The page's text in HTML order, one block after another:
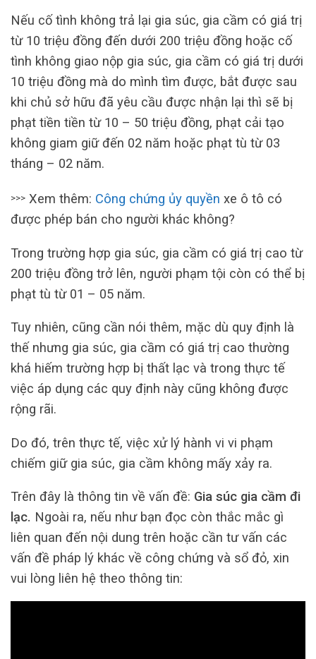
Nếu cố tình không trả lại gia súc, gia cầm có giá trị
từ 10 triệu đồng đến dưới 200 triệu đồng hoặc cố
tình không giao nộp gia súc, gia cầm có giá trị dưới
10 triệu đồng mà do mình tìm được, bắt được sau
khi chủ sở hữu đã yêu cầu được nhận lại thì sẽ bị
phạt tiền tiền từ 10 – 50 triệu đồng, phạt cải tạo
không giam giữ đến 02 năm hoặc phạt tù từ 03
tháng – 02 năm.
>>> Xem thêm: Công chứng ủy quyền xe ô tô có
được phép bán cho người khác không?
Trong trường hợp gia súc, gia cầm có giá trị cao từ
200 triệu đồng trở lên, người phạm tội còn có thể bị
phạt tù từ 01 – 05 năm.
Tuy nhiên, cũng cần nói thêm, mặc dù quy định là
thế nhưng gia súc, gia cầm có giá trị cao thường
khá hiếm trường hợp bị thất lạc và trong thực tế
việc áp dụng các quy định này cũng không được
rộng rãi.
Do đó, trên thực tế, việc xử lý hành vi vi phạm
chiếm giữ gia súc, gia cầm không mấy xảy ra.
Trên đây là thông tin về vấn đề: Gia súc gia cầm đi
lạc. Ngoài ra, nếu như bạn đọc còn thắc mắc gì
liên quan đến nội dung trên hoặc cần tư vấn các
vấn đề pháp lý khác về công chứng và sổ đỏ, xin
vui lòng liên hệ theo thông tin: